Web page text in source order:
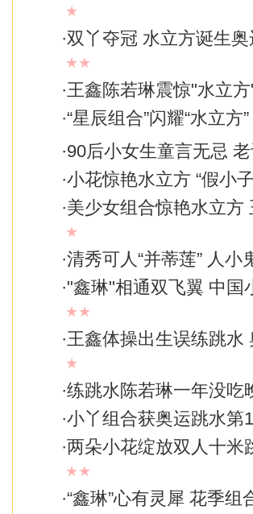
★
·双丫夺冠 水立方诞生
★★
·王鑫陈若琳震惊"水立
·“星辰组合”闪耀“水立
·90后小女生童言无忌
·小花惊艳水立方 “假小
·美少女组合惊艳水立方
★
·清秀可人“并蒂莲” 人
·"鑫琳"相通双飞翼 中国
★★
·王鑫体操出生误练跳水
★
·练跳水陈若琳一年没吃
·小丫组合获奥运跳水第
·两朵小花绽放双人十米
★★
·“鑫琳”心有灵犀 花季